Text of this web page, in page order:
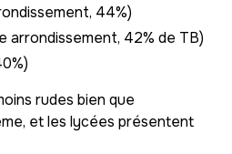
44%)
arrondissement, 42% de TB)
rudes bien que
et les lycées présentent